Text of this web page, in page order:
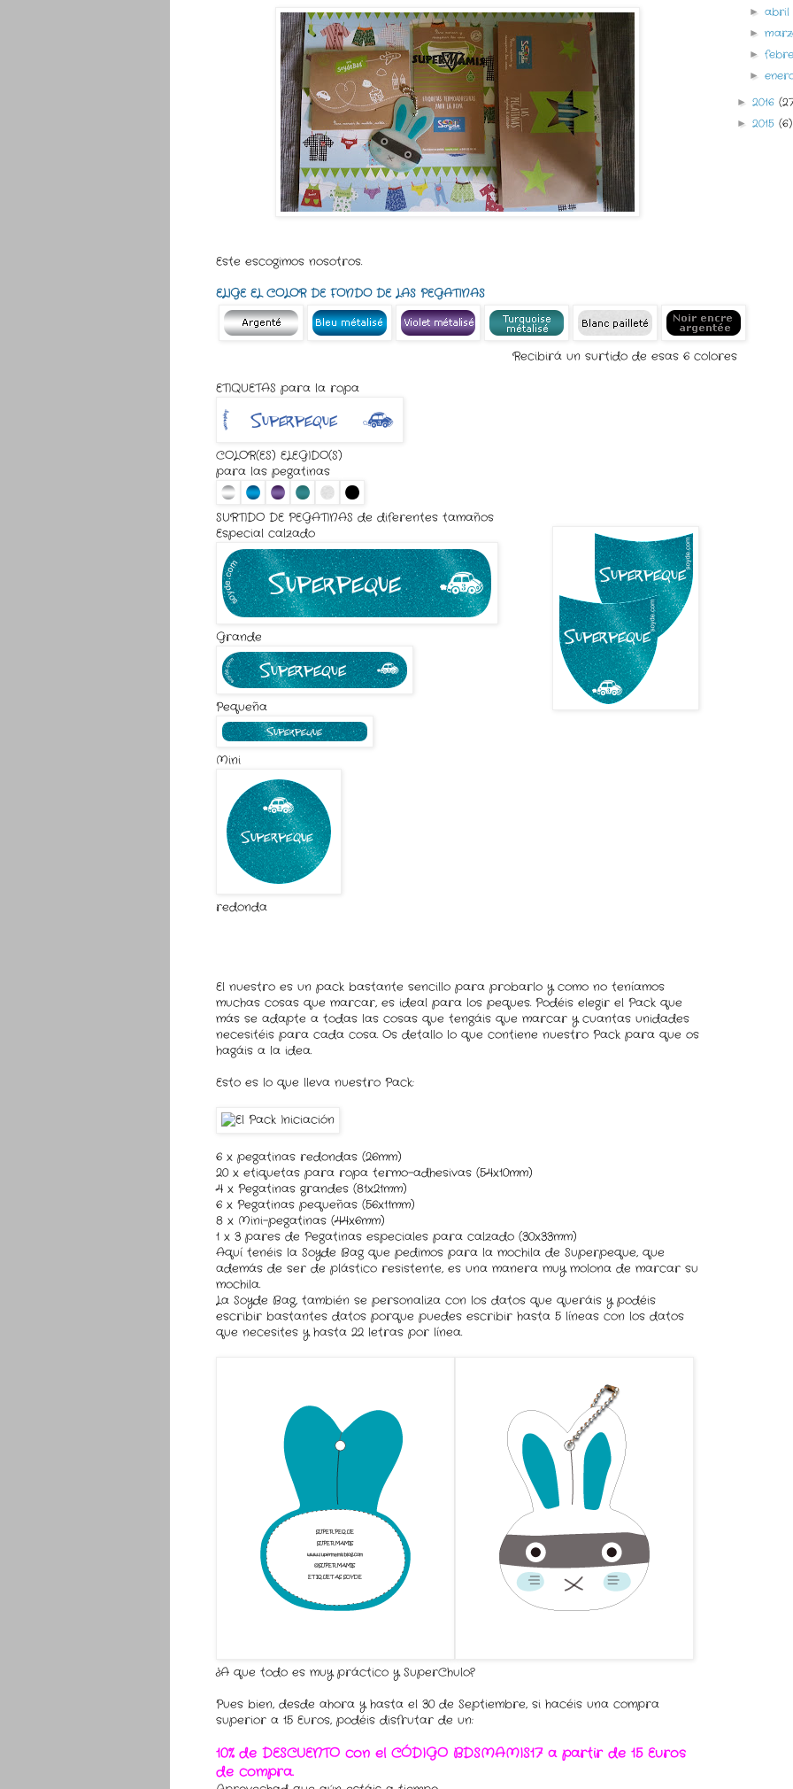
Este escogimos nosotros.
ELIGE EL COLOR DE FONDO DE LAS PEGATINAS
Recibirá un surtido de esas 6 colores
ETIQUETAS para la ropa
COLOR(ES) ELEGIDO(S)
para las pegatinas
SURTIDO DE PEGATINAS de diferentes tamaños
Especial calzado
Grande
Pequeña
Mini
redonda
El nuestro es un pack bastante sencillo para probarlo y como no teníamos
muchas cosas que marcar, es ideal para los peques. Podéis elegir el Pack que
más se adapte a todas las cosas que tengáis que marcar y cuantas unidades
necesitéis para cada cosa. Os detallo lo que contiene nuestro Pack para que os
hagáis a la idea.
Esto es lo que lleva nuestro Pack:
6 x pegatinas redondas (26mm)
20 x etiquetas para ropa termo-adhesivas (54x10mm)
4 x Pegatinas grandes (81x21mm)
6 x Pegatinas pequeñas (56x11mm)
8 x Mini-pegatinas (44x6mm)
1 x 3 pares de Pegatinas especiales para calzado (30x33mm)
Aquí tenéis la Soyde Bag que pedimos para la mochila de Superpeque, que
además de ser de plástico resistente, es una manera muy molona de marcar su
mochila.
La Soyde Bag, también se personaliza con los datos que queráis y podéis
escribir bastantes datos porque puedes escribir hasta 5 líneas con los datos
que necesites y hasta 22 letras por línea.
¿A que todo es muy práctico y SuperChulo?
Pues bien, desde ahora y hasta el 30 de Septiembre, si hacéis una compra
superior a 15 Euros, podéis disfrutar de un:
10% de DESCUENTO con el CÓDIGO BDSMAMIS17 a partir de 15 Euros
de compra.
►
►
►
►
► 2016
► 2015 (6)